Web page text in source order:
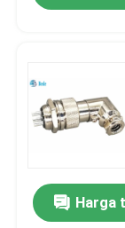
Kabel AISG RET
Soket
KonektorHarga